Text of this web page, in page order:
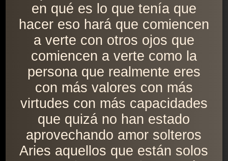
en qué es lo que tenía que
hacer eso hará que comiencen
a verte con otros ojos que
comiencen a verte como la
persona que realmente eres
con más valores con más
virtudes con más capacidades
que quizá no han estado
aprovechando amor solteros
Aries aquellos que están solos